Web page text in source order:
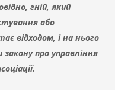
гній, який
або
відходом, і на нього
про управління